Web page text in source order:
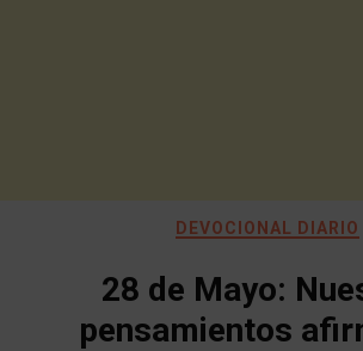
DEVOCIONAL DIARIO
28 de Mayo:
pensamientos